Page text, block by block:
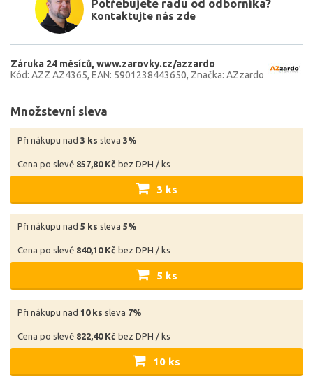
Potřebujete radu od odborníka?
Kontaktujte nás zde
Záruka 24 měsíců www.zarovky.cz/azzardo
Kód: AZZ AZ4365 EAN: 5901238443650 Značka: AZzardo
Množstevní sleva
Při nákupu nad 3 ks sleva 3%
Cena po slevě 857,80 Kč bez DPH / ks
3 ks
Při nákupu nad 5 ks sleva 5%
Cena po slevě 840,10 Kč bez DPH / ks
5 ks
Při nákupu nad 10 ks sleva 7%
Cena po slevě 822,40 Kč bez DPH / ks
10 ks